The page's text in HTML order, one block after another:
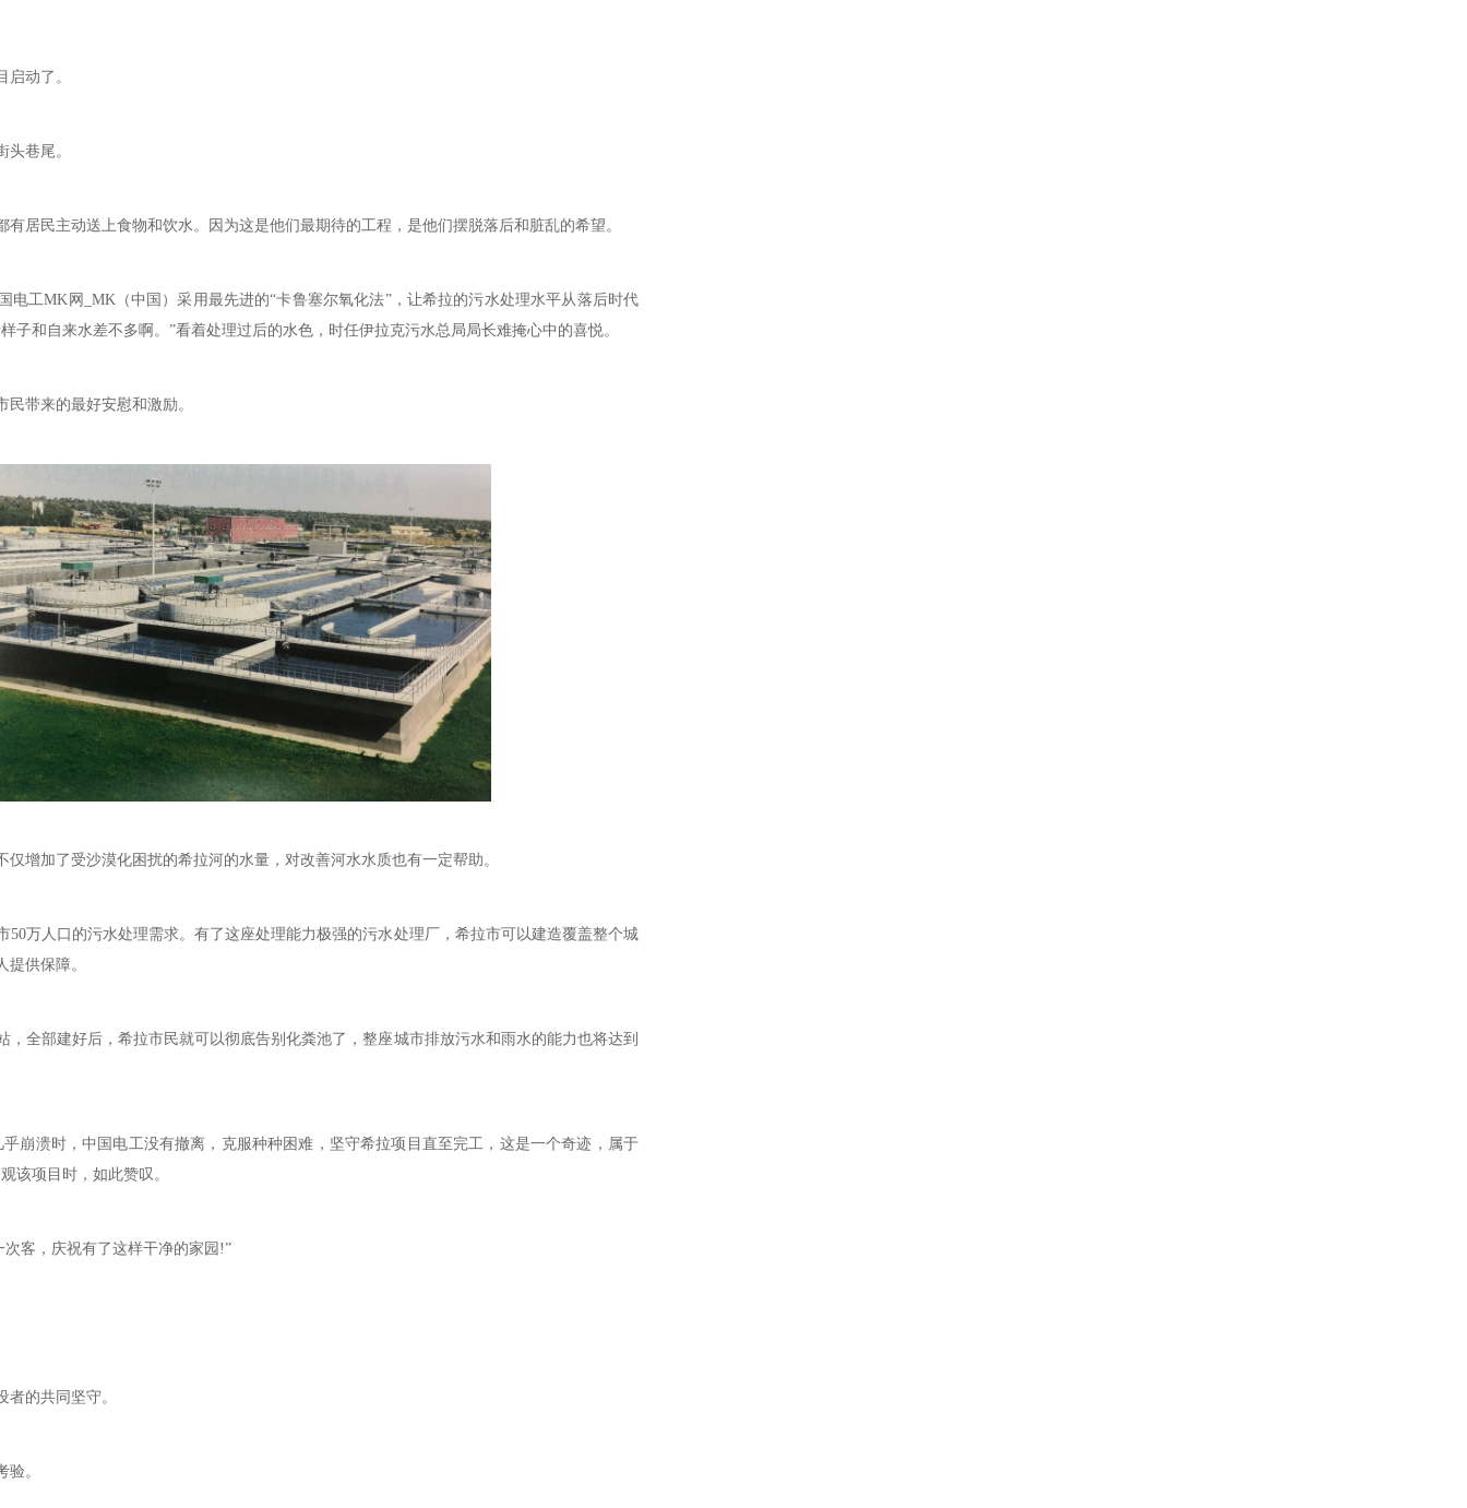
动了。
巷尾。
民主动送上食物和饮水。因为这是他们最期待的工程，是他们摆脱落后和脏乱的希望。
MK网_MK（中国）采用最先进的“卡鲁塞尔氧化法”，让希拉的污水处理水平从落后时代
子和自来水差不多啊。”看着处理过后的水色，时任伊拉克污水总局局长难掩心中的喜悦。
带来的最好安慰和激励。
加了受沙漠化困扰的希拉河的水量，对改善河水水质也有一定帮助。
人口的污水处理需求。有了这座处理能力极强的污水处理厂，希拉市可以建造覆盖整个城
供保障。
部建好后，希拉市民就可以彻底告别化粪池了，整座城市排放污水和雨水的能力也将达到
溃时，中国电工没有撤离，克服种种困难，坚守希拉项目直至完工，这是一个奇迹，属于
该项目时，如此赞叹。
客，庆祝有了这样干净的家园!”
的共同坚守。
。